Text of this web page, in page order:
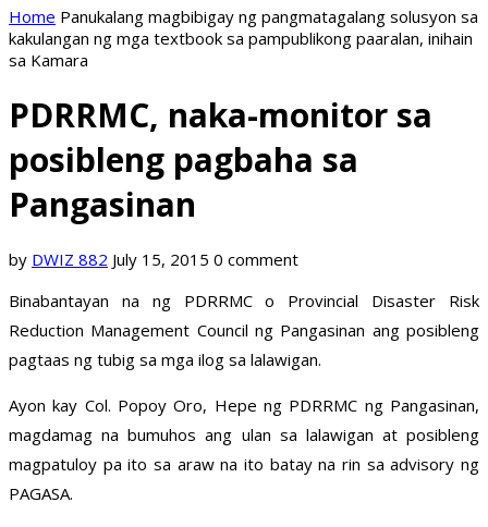
Home Panukalang magbibigay ng pangmatagalang solusyon sa
kakulangan ng mga textbook sa pampublikong paaralan, inihain
sa Kamara
PDRRMC, naka-monitor sa
posibleng pagbaha sa
Pangasinan
by DWIZ 882 July 15, 2015 0 comment
Binabantayan na ng PDRRMC o Provincial Disaster Risk
Reduction Management Council ng Pangasinan ang posibleng
pagtaas ng tubig sa mga ilog sa lalawigan.
Ayon kay Col. Popoy Oro, Hepe ng PDRRMC ng Pangasinan,
magdamag na bumuhos ang ulan sa lalawigan at posibleng
magpatuloy pa ito sa araw na ito batay na rin sa advisory ng
PAGASA.